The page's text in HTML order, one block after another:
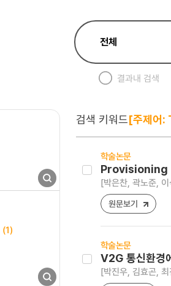
결과내 검색
(1)
검색 키워드[주제어
학술논문
Provisioning
[박은찬, 곽노준,
원문보기
학술논문
V2G 통신환경
[박진우, 김효곤,